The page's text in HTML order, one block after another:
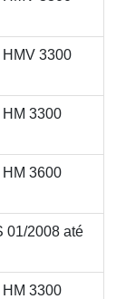
HMV 3300
HM 3300
HM 3600
01/2008 até
HM 3300